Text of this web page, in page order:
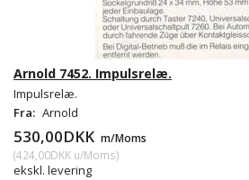
Arnold 7452. Impulsrelæ.
Impulsrelæ.
Fra: Arnold
530,00DKK m/Moms
(424,00DKK u/Moms)
ekskl. levering